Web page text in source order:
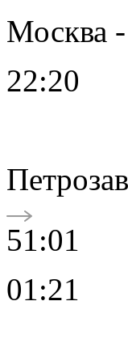
Москва
22:20
51:01
01:21